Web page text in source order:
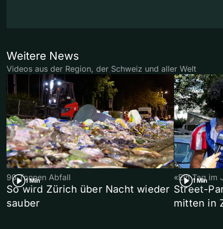
Weitere News
Videos aus der Region, der Schweiz und aller Welt
1 Min
90 Tonnen Abfall
So wird Zürich über Nacht wieder
sauber
1 Min
«Ein Tag im
Street-
mitten in